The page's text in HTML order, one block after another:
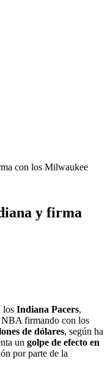
con los Milwaukee
y firma
los Indiana Pacers,
NBA firmando con los
de dólares, según ha
un golpe de efecto en
por parte de la